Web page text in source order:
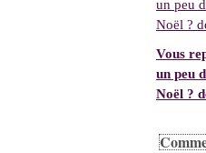
Vous
un peu
Noël ?